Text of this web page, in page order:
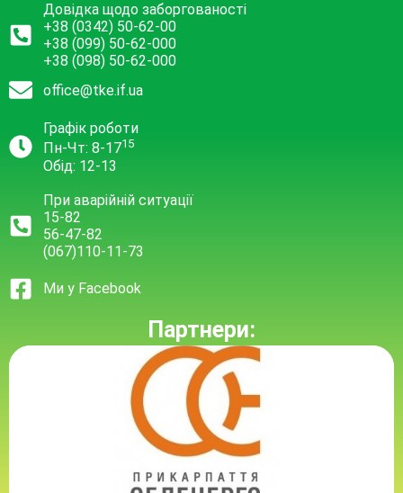
Довідка щодо заборгованості
+38 (0342) 50-62-00
+38 (099) 50-62-000
+38 (098) 50-62-000
office@tke.if.ua
Графік роботи
Пн-Чт: 8-1715
Обід: 12-13
При аварійній ситуації
15-82
56-47-82
(067)110-11-73
Ми у Facebook
Партнери: